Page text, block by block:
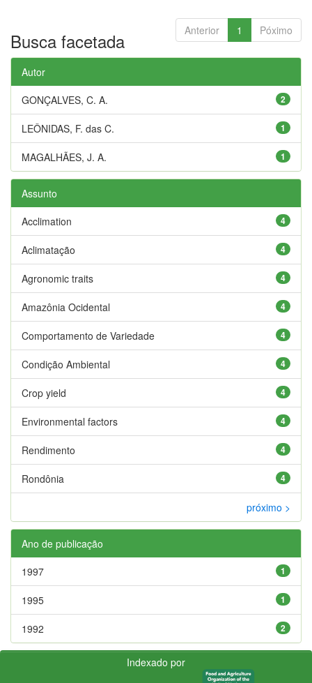
Anterior 1 Póximo
Busca facetada
Autor
2
GONÇALVES, C. A.
1
LEÔNIDAS, F. das C.
1
MAGALHÃES, J. A.
Assunto
4
Acclimation
4
Aclimatação
4
Agronomic traits
4
Amazônia Ocidental
4
Comportamento de Variedade
4
Condição Ambiental
4
Crop yield
4
Environmental factors
4
Rendimento
4
Rondônia
próximo >
Ano de publicação
1
1997
1
1995
2
1992
Indexado por